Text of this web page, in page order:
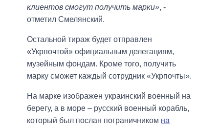
клиентов смогут получить марки», -
отметил Смелянский.
Остальной тираж будет отправлен
«Укрпочтой» официальным делегациям,
музейным фондам. Кроме того, получить
марку сможет каждый сотрудник «Укрпочты».
На марке изображен украинский военный на
берегу, а в море – русский военный корабль,
который был послан пограничником на